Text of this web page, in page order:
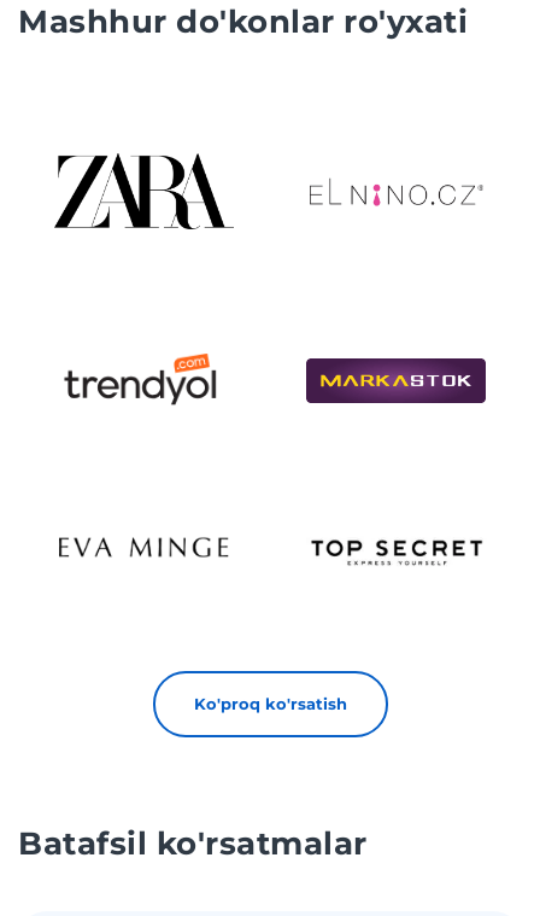
Mashhur do'konlar ro'yxati
Ko'proq ko'rsatish
Batafsil ko'rsatmalar